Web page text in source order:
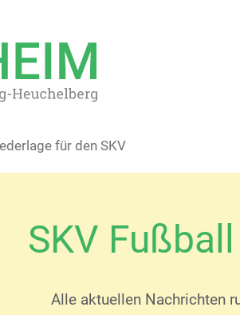
für den SKV
SKV
Alle aktuellen Nachrichten